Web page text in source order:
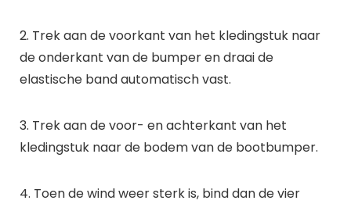
2. Trek aan de voorkant van het kledingstuk naar
de onderkant van de bumper en draai de
elastische band automatisch vast.
3. Trek aan de voor- en achterkant van het
kledingstuk naar de bodem van de bootbumper.
4. Toen de wind weer sterk is, bind dan de vier